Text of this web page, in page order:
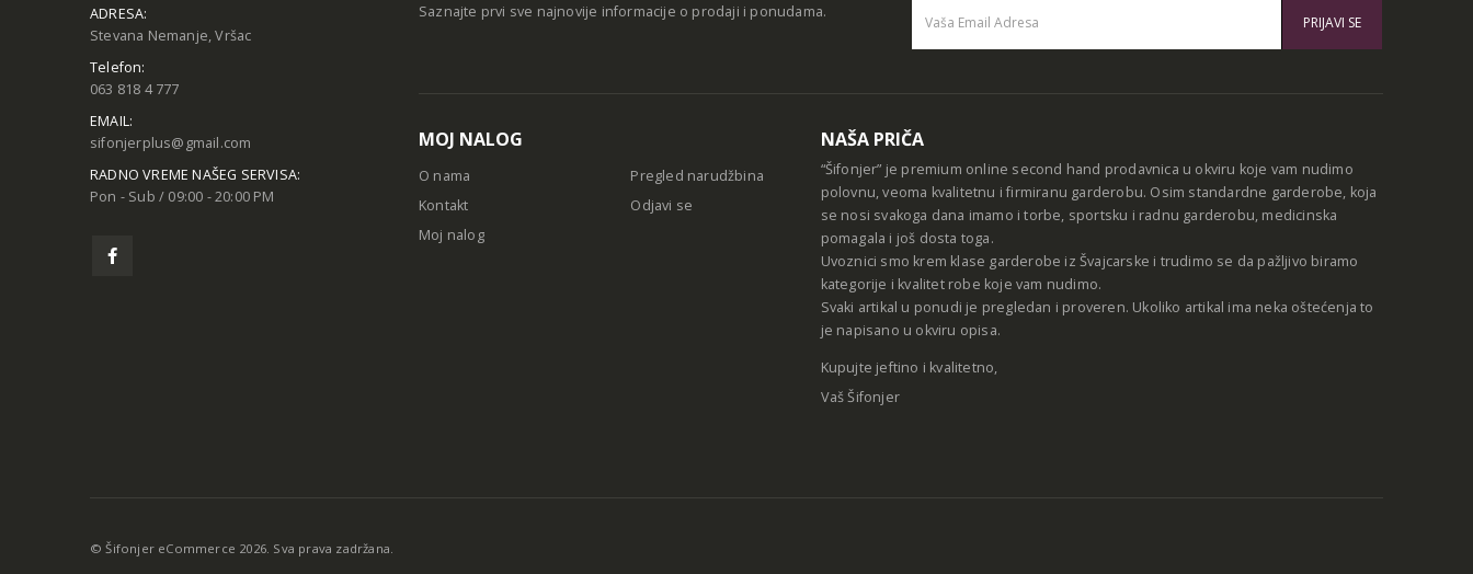
ADRESA:
Stevana Nemanje, Vršac
Telefon:
063 818 4 777
EMAIL:
sifonjerplus@gmail.com
RADNO VREME NAŠEG SERVISA:
Pon - Sub / 09:00 - 20:00 PM
Saznajte prvi sve najnovije informacije o prodaji i ponudama.
MOJ NALOG
O nama
Kontakt
Moj nalog
Pregled narudžbina
Odjavi se
NAŠA PRIČA
“Šifonjer” je premium online second hand prodavnica u okviru koje vam nudimo
polovnu, veoma kvalitetnu i firmiranu garderobu. Osim standardne garderobe, koja
se nosi svakoga dana imamo i torbe, sportsku i radnu garderobu, medicinska
pomagala i još dosta toga.
Uvoznici smo krem klase garderobe iz Švajcarske i trudimo se da pažljivo biramo
kategorije i kvalitet robe koje vam nudimo.
Svaki artikal u ponudi je pregledan i proveren. Ukoliko artikal ima neka oštećenja to
je napisano u okviru opisa.
Kupujte jeftino i kvalitetno,
Vaš Šifonjer
© Šifonjer eCommerce 2026. Sva prava zadržana.